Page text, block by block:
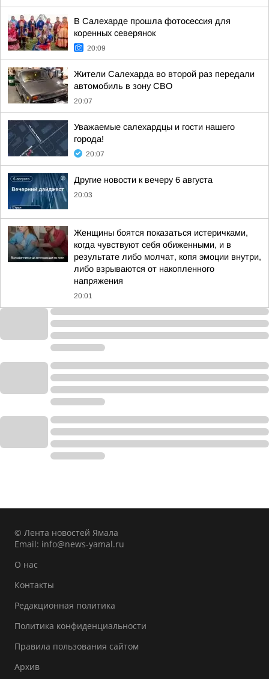
В Салехарде прошла фотосессия для
коренных северянок
20:09
Жители Салехарда во второй раз передали
автомобиль в зону СВО
20:07
Уважаемые салехардцы и гости нашего
города!
20:07
Другие новости к вечеру 6 августа
20:03
Женщины боятся показаться истеричками,
когда чувствуют себя обиженными, и в
результате либо молчат, копя эмоции внутри,
либо взрываются от накопленного
напряжения
20:01
© Лента новостей Ямала
Email: info@news-yamal.ru
О нас
Контакты
Редакционная политика
Политика конфиденциальности
Правила пользования сайтом
Архив